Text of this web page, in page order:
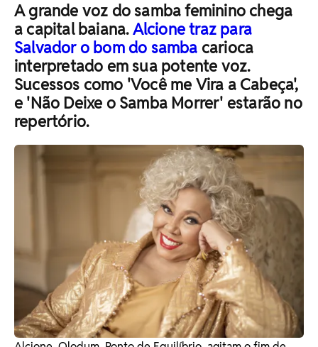
A grande voz do samba feminino chega
a capital baiana.Alcione traz para
Salvador o bom do samba carioca
interpretado em sua potente voz.
Sucessos como 'Você me Vira a Cabeça',
e 'Não Deixe o Samba Morrer' estarão no
repertório.